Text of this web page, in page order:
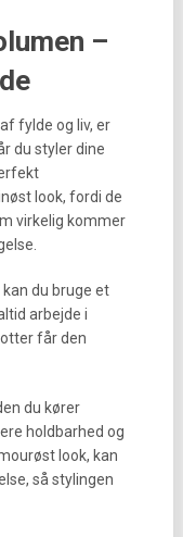
–
fylde og liv, er
du styler dine
look, fordi de
virkelig kommer
du bruge et
arbejde i
får den
du kører
holdbarhed og
look, kan
så stylingen